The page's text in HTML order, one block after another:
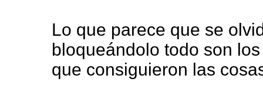
Lo que parece que se
bloqueándolo todo son
que consiguieron las